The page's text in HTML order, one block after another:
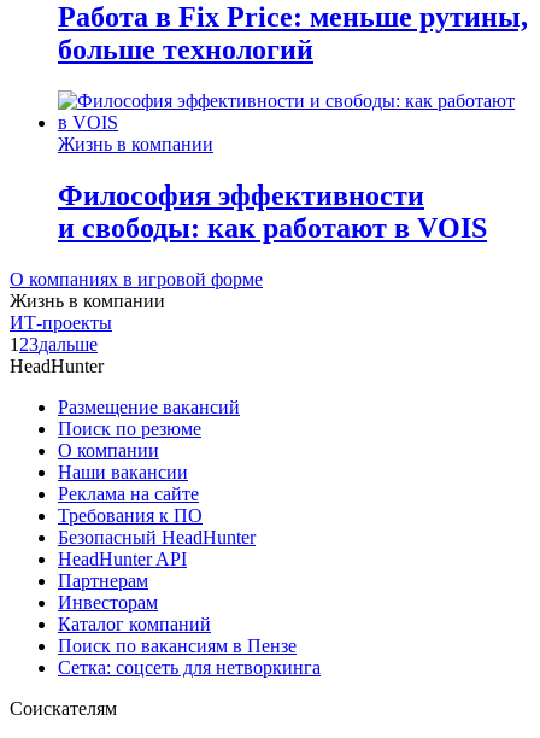
Работа в Fix Price: меньше рутины,
больше технологий
Жизнь в компании
Философия эффективности
и свободы: как работают в VOIS
О компаниях в игровой форме
Жизнь в компании
ИТ-проекты
1 23дальше
HeadHunter
Размещение вакансий
Поиск по резюме
О компании
Наши вакансии
Реклама на сайте
Требования к ПО
Безопасный HeadHunter
HeadHunter API
Партнерам
Инвесторам
Каталог компаний
Поиск по вакансиям в Пензе
Сетка: соцсеть для нетворкинга
Соискателям